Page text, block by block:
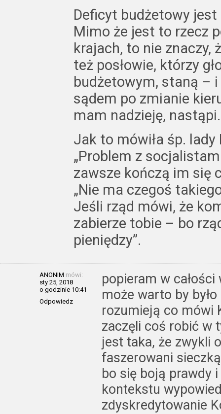
Deficyt budżetowy
Mimo że jest to rzecz
krajach, to nie znaczy,
też posłowie, którzy
budżetowym, staną –
sądem po zmianie
mam nadzieję, nastąpi.
Jak to mówiła śp.
„Problem z
zawsze kończą im się
„Nie ma czegoś
Jeśli rząd mówi, że
zabierze tobie – bo
pieniędzy”.
ANONIM mówi:
sty 25, 2018
o godzinie 10:41
Odpowiedz
popieram w całości
może warto by
rozumieją co mówi
zaczęli coś robić w
jest taka, że zwykli
faszerowani
bo się boją prawdy
kontekstu
zdyskredytowanie